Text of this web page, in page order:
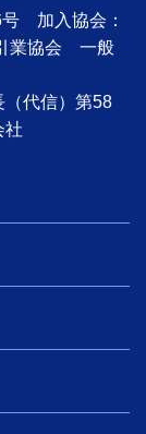
加入協会：
業協会 一般
代信）第58
社